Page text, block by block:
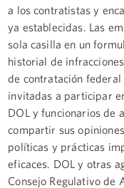
a los contratistas y
ya establecidas. Las
sola casilla en un
historial de
de contratación
invitadas a participar
DOL y funcionarios de
compartir sus
políticas y prácticas
eficaces. DOL y otras
Consejo Regulativo de